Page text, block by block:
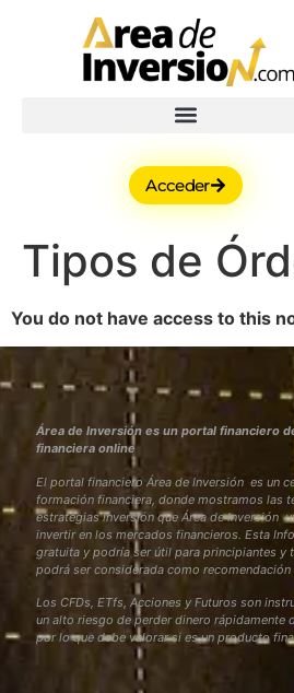
Acceder
Tipos de
You do not have access to this
Área de Inversión es un portal financiero
financiera online
El portal financiero Área de Inversión es un
formación financiera, donde mostramos las
estrategias inversión que Área de Inversión
invertir en los mercados financieros. Esta
gratuita y podría ser útil para principiantes y
podrá ser considerada como
Los CFDs, ETfs, Acciones y Futuros son
un alto riesgo de perder dinero rápidamente
por lo que debe valorar si es un producto